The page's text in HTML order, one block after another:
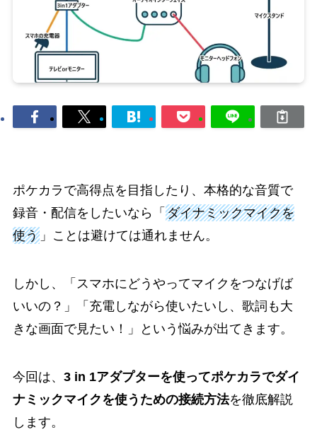
ポケカラで高得点を目指したり、本格的な音質で
録音・配信をしたいなら「 ダイナミックマイクを
使う」ことは避けては通れません。
しかし、「スマホにどうやってマイクをつなげば
いいの？」「充電しながら使いたいし、歌詞も大
きな画面で見たい！」という悩みが出てきます。
今回は、 3 in 1アダプターを使ってポケカラでダイ
ナミックマイクを使うための接続方法を徹底解説
します。